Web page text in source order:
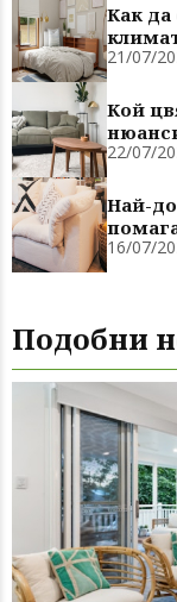
Как да
21/07/
Кой
22/07/
Най-
16/07/
Подобни